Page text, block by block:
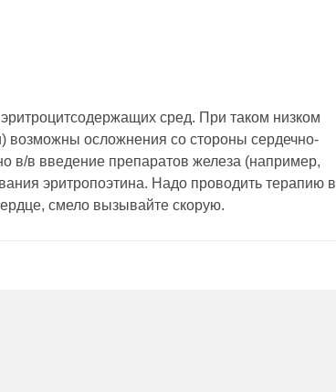
сред. При таком низком
возможны осложнения со стороны сердечно-
в/в введение препаратов железа (например,
эритропоэтина. Надо проводить терапию в
смело вызывайте скорую.